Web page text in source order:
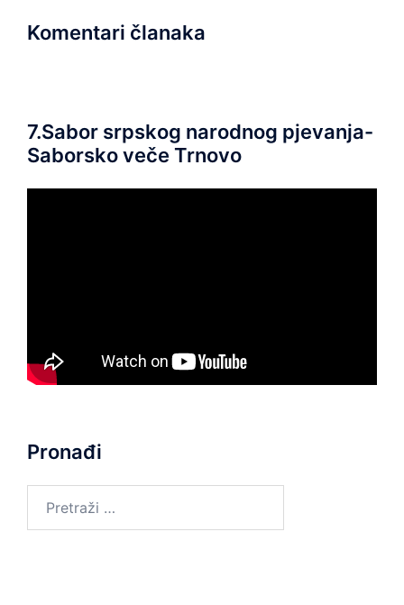
Komentari članaka
7.Sabor srpskog narodnog pjevanja-
Saborsko veče Trnovo
Pronađi